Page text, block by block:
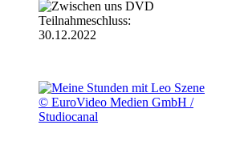
Teilnahmeschluss:
30.12.2022
© EuroVideo Medien GmbH /
Studiocanal